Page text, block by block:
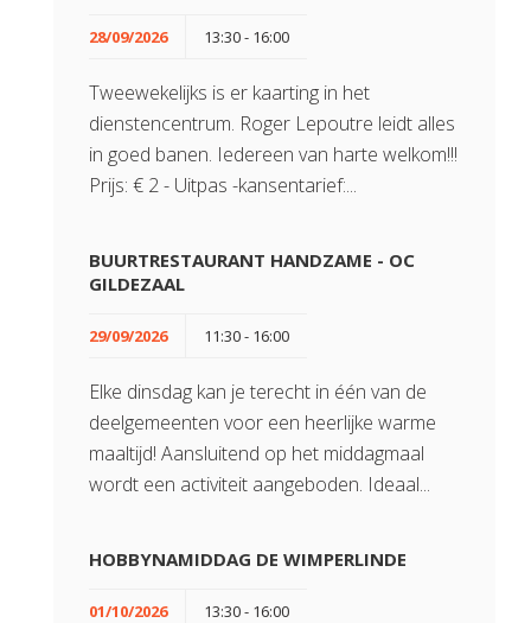
28/09/2026 13:30 - 16:00
Tweewekelijks is er kaarting in het
dienstencentrum. Roger Lepoutre leidt alles
in goed banen. Iedereen van harte welkom!!!
Prijs: € 2 - Uitpas -kansentarief:...
BUURTRESTAURANT HANDZAME - OC
GILDEZAAL
29/09/2026 11:30 - 16:00
Elke dinsdag kan je terecht in één van de
deelgemeenten voor een heerlijke warme
maaltijd! Aansluitend op het middagmaal
wordt een activiteit aangeboden. Ideaal...
HOBBYNAMIDDAG DE WIMPERLINDE
01/10/2026 13:30 - 16:00